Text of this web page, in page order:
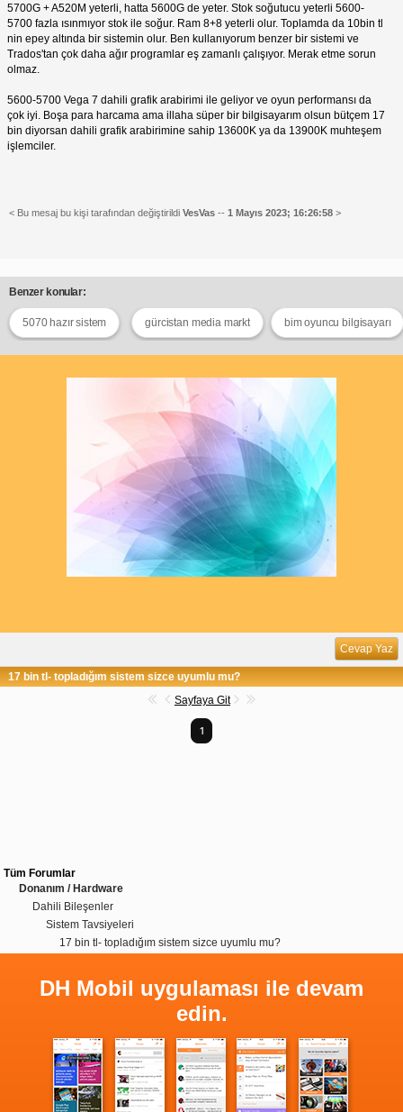
5700G + A520M yeterli, hatta 5600G de yeter. Stok soğutucu yeterli 5600-
5700 fazla ısınmıyor stok ile soğur. Ram 8+8 yeterli olur. Toplamda da 10bin tl
nin epey altında bir sistemin olur. Ben kullanıyorum benzer bir sistemi ve
Trados'tan çok daha ağır programlar eş zamanlı çalışıyor. Merak etme sorun
olmaz.
5600-5700 Vega 7 dahili grafik arabirimi ile geliyor ve oyun performansı da
çok iyi. Boşa para harcama ama illaha süper bir bilgisayarım olsun bütçem 17
bin diyorsan dahili grafik arabirimine sahip 13600K ya da 13900K muhteşem
işlemciler.
< Bu mesaj bu kişi tarafından değiştirildi VesVas -- 1 Mayıs 2023; 16:26:58 >
Benzer konular:
5070 hazır sistem gürcistan media markt bim oyuncu bilgisayarı
Cevap Yaz
17 bin tl- topladığım sistem sizce uyumlu mu?
Sayfaya Git
1
Tüm Forumlar
Donanım / Hardware
Dahili Bileşenler
Sistem Tavsiyeleri
17 bin tl- topladığım sistem sizce uyumlu mu?
DH Mobil uygulaması ile devam
edin.